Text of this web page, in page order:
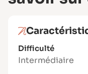
Tissus
viscose, satin,
Le col peut être
en contraste
Difficulté
Intermédiaire